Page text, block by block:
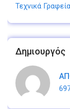
Τεχνικά Γραφεία
Δημιουργός